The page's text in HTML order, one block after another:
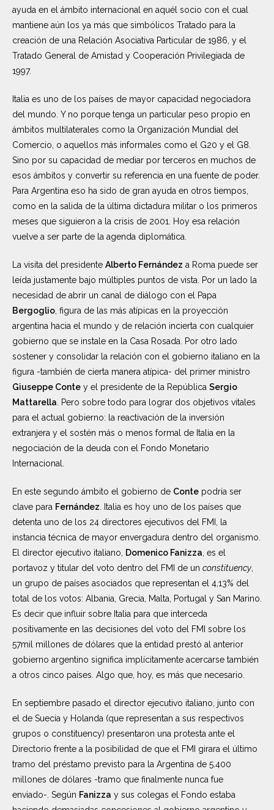
ayuda en el ámbito internacional en aquél socio con el cual
mantiene aún los ya más que simbólicos Tratado para la
creación de una Relación Asociativa Particular de 1986, y el
Tratado General de Amistad y Cooperación Privilegiada de
1997.
Italia es uno de los países de mayor capacidad negociadora
del mundo. Y no porque tenga un particular peso propio en
ámbitos multilaterales como la Organización Mundial del
Comercio, o aquellos más informales como el G20 y el G8.
Sino por su capacidad de mediar por terceros en muchos de
esos ámbitos y convertir su referencia en una fuente de poder.
Para Argentina eso ha sido de gran ayuda en otros tiempos,
como en la salida de la última dictadura militar o los primeros
meses que siguieron a la crisis de 2001. Hoy esa relación
vuelve a ser parte de la agenda diplomática.
La visita del presidente Alberto Fernández a Roma puede ser
leída justamente bajo múltiples puntos de vista. Por un lado la
necesidad de abrir un canal de diálogo con el Papa
Bergoglio , figura de las más atípicas en la proyección
argentina hacia el mundo y de relación incierta con cualquier
gobierno que se instale en la Casa Rosada. Por otro lado
sostener y consolidar la relación con el gobierno italiano en la
figura -también de cierta manera atípica- del primer ministro
Giuseppe Conte y el presidente de la República Sergio
Mattarella . Pero sobre todo para lograr dos objetivos vitales
para el actual gobierno: la reactivación de la inversión
extranjera y el sostén más o menos formal de Italia en la
negociación de la deuda con el Fondo Monetario
Internacional.
En este segundo ámbito el gobierno de Conte podría ser
clave para Fernández . Italia es hoy uno de los países que
detenta uno de los 24 directores ejecutivos del FMI, la
instancia técnica de mayor envergadura dentro del organismo.
El director ejecutivo italiano,
Domenico Fanizza , es el
portavoz y titular del voto dentro del FMI de un constituency
un grupo de países asociados que representan el 4,13% del
total de los votos: Albania, Grecia, Malta, Portugal y San Marino.
Es decir que influir sobre Italia para que interceda
positivamente en las decisiones del voto del FMI sobre los
57mil millones de dólares que la entidad prestó al anterior
gobierno argentino significa implícitamente acercarse también
a otros cinco países. Algo que, hoy, es más que necesario.
En septiembre pasado el director ejecutivo italiano, junto con
el de Suecia y Holanda (que representan a sus respectivos
grupos o constituency) presentaron una protesta ante el
Directorio frente a la posibilidad de que el FMI girara el último
tramo del préstamo previsto para la Argentina de 5.400
millones de dólares -tramo que finalmente nunca fue
enviado-. Según Fanizza y sus colegas el Fondo estaba